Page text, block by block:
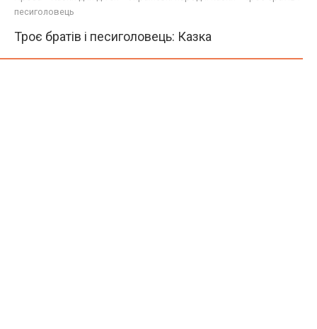
песиголовець
Троє братів і песиголовець: Казка